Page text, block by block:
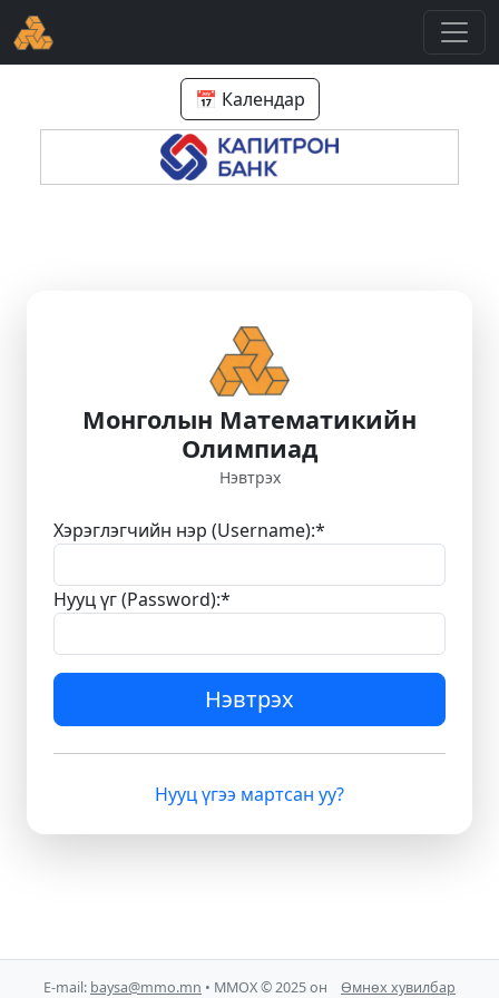
📅 Календар
Монголын Математикийн
Олимпиад
Нэвтрэх
Хэрэглэгчийн нэр (Username):*
Нууц үг (Password):*
Нэвтрэх
Нууц үгээ мартсан уу?
E-mail: baysa@mmo.mn • ММОХ © 2025 он Өмнөх хувилбар